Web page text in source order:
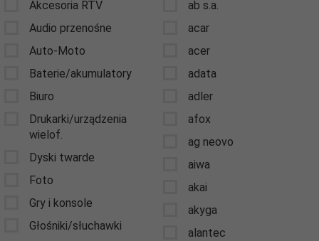
Akcesoria RTV
Audio przenośne
Auto-Moto
Baterie/akumulatory
Biuro
Drukarki/urządzenia
wielof.
Dyski twarde
Foto
Gry i konsole
Głośniki/słuchawki
ab s.a.
acar
acer
adata
adler
afox
ag neovo
aiwa
akai
akyga
alantec